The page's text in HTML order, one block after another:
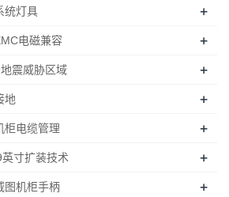
统灯具 +
电磁兼容 +
震威胁区域 +
地 +
柜电缆管理 +
寸扩装技术 +
图机柜手柄 +